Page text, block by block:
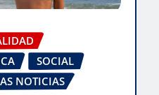
SOCIAL
NOTICIAS